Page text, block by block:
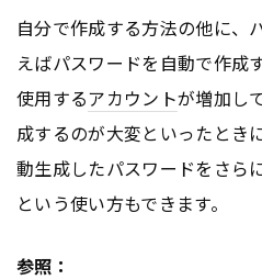
自分で作成する方法の他に、
えばパスワードを自動で作成
使用するアカウントが増加し
成するのが大変といったとき
動生成したパスワードをさら
という使い方もできます。
参照：